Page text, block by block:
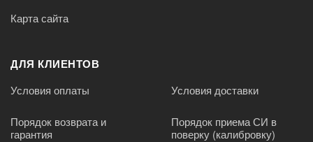
Карта сайта
ДЛЯ КЛИЕНТОВ
Условия оплаты Условия доставки
Порядок возврата и
гарантия
Порядок приема СИ в
поверку (калибровку)